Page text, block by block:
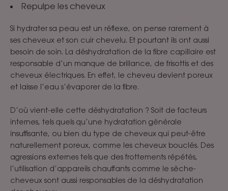
Repulpe les cheveux
Si hydrater sa peau est un réflexe, on pense rarement à
ses cheveux et son cuir chevelu. Et pourtant ils ont aussi
besoin de soin. La déshydratation de la fibre capillaire est
responsable d’un manque de brillance, de frisottis et des
cheveux électriques. En effet, le cheveu devient poreux
et laisse l’eau s’évaporer de la fibre.
D’où vient-elle cette déshydratation ? Soit de facteurs
internes, tels quels qu’une hydratation générale
insuffisante, ou bien du type de cheveux qui peut-être
naturellement poreux, comme les cheveux bouclés. Des
agressions externes tels que des frottements répétés,
l’utilisation d’appareils chauffants comme le sèche-
cheveux sont aussi responsables de la déshydratation